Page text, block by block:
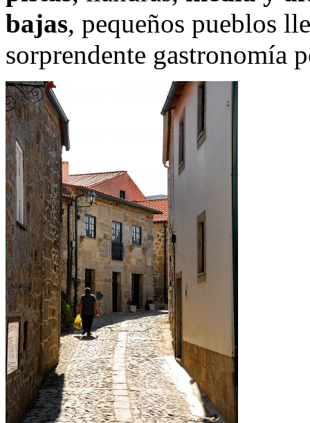
bajas, pequeños pueblos
sorprendente gastronomía